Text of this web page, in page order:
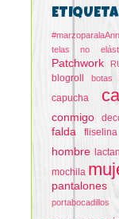
telas no
Patchwork
blogroll botas
capucha
conmigo
falda fliselina
hombre
mochila
pantalones
portabocadillos